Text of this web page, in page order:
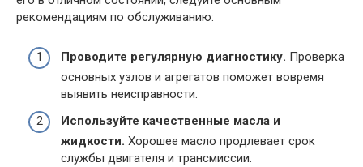
рекомендациям по обслуживанию:
Проводите регулярную диагностику. Проверка
основных узлов и агрегатов поможет вовремя
выявить неисправности.
Используйте качественные масла и
жидкости. Хорошее масло продлевает срок
службы двигателя и трансмиссии.